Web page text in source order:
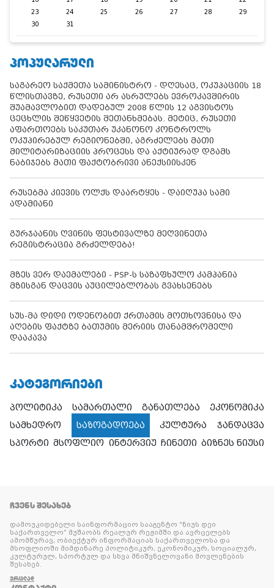
23
24 25 26 27 28
29
30
31
ᲞᲝᲞᲣᲚᲐᲠᲣᲚᲘ
საგარეო საქმეთა სამინისტრო - დღესაც, ოკუპაციის 18
წლისთავზე, რუსეთი არ ასრულებს ევროკავშირის
შუამავლობით დადებულ 2008 წლის 12 აგვისტოს
ცეცხლის შეწყვეტის შეთანხმებას. მეტიც, რუსეთი
აფართოებს საკუთარ უკანონო კონტროლს
ოკუპირებულ რეგიონებში, აგრძელებს მათი
მილიტარიზაციის პროცესს და აქტიურად დგამს
ნაბიჯებს მათი ფაქტობრივი ანექსიისკენ
რუსებმა კიევის ოლქს დაარტყეს - დაიღუპა სამი
ადამიანი
გურჯაანის ღვინის ფესტივალზე მეღვინეთა
რეგისტრაცია გრძელდება!
მზეს ვერ დაემალები - PSP-ს საზაფხულო კამპანია
მზისგან დაცვის აუცილებლობას გვახსენებს
სუს-მა დიდი ოდენობით ქრთამის მოთხოვნისა და
აღების ფაქტზე ბათუმის მერიის თანამშრომელი
დააკავა
ᲙᲐᲢᲔᲒᲝᲠᲘᲔᲑᲘ
პოლიტიკა სამართალი განათლება
ეკონომიკა
სამხედრო
საზოგადოება კულტურა
ჯანდაცვა
სპორტი მსოფლიო ინტერვიუ ჩინეთი ბიზნეს ნიუსი
ᲩᲕᲔᲜᲡ ᲨᲔᲡᲐᲮᲔᲑ
დამოუკიდებელი საინფორმაციო სააგენტო “ნიუს დეი
საქართველო” მუშაობს რეალურ რეჟიმში და ავრცელებს
ამომწურავ, ობიექტურ ინფორმაციას საქართველოსა და
მსოფლიოში მიმდინარე პოლიტიკურ, ეკონომიკურ, სოციალურ,
კულტურულ, სპორტულ და სხვა მნიშვნელოვანი მოვლენების
შესახებ.
ᲕᲠᲪᲚᲐᲓ